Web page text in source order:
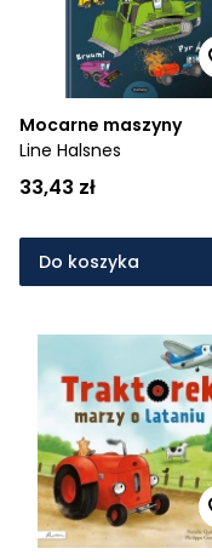
Mocarne maszyny
Line Halsnes
33,43 zł
Do koszyka